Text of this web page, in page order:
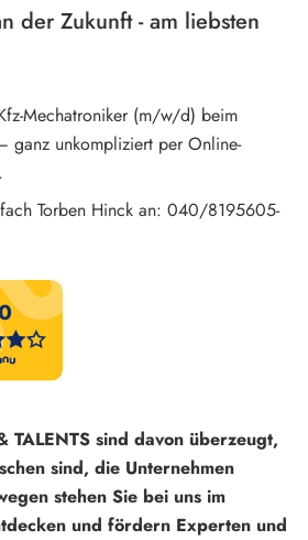
der Zukunft - am liebsten
Mechatroniker (m/w/d) beim
ganz unkompliziert per Online-
Torben Hinck an: 040/8195605-
TALENTS sind davon überzeugt,
sind, die Unternehmen
stehen Sie bei uns im
und fördern Experten und